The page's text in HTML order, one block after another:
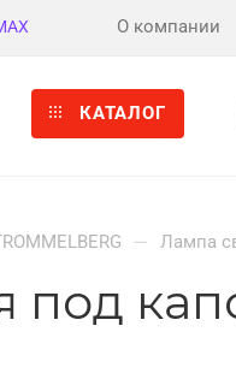
О компании
КАТАЛОГ
— Лампа